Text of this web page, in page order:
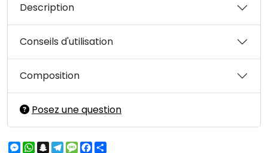
Description
Conseils d'utilisation
Composition
Posez une question
Messenger
WhatsApp
Snapchat
Telegram
MessageFacebook